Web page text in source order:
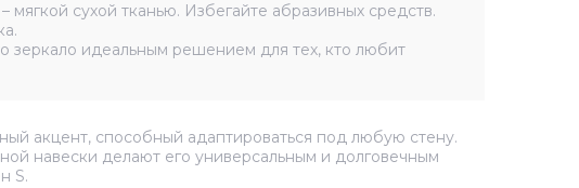
сухой тканью. Избегайте абразивных средств.
зеркало идеальным решением для тех, кто любит
акцент, способный адаптироваться под любую стену.
навески делают его универсальным и долговечным
S.